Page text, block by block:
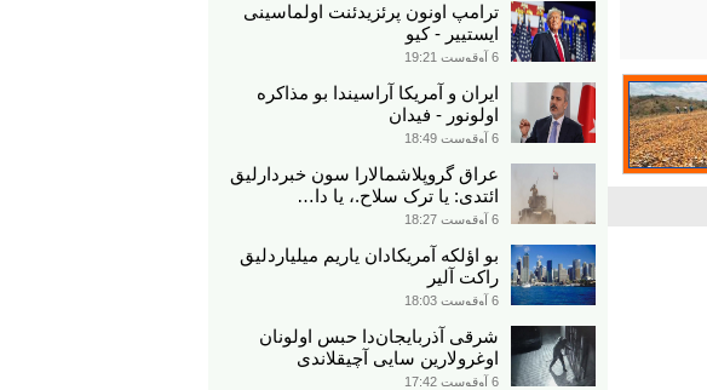
ترامپ اونون پرئزیدئنت اولماسینی
ایستییر - کیو
6 آوقوست 19:21
ایران و آمریکا آراسیندا بو مذاکره
اولونور - فیدان
6 آوقوست 18:49
عراق گروپلاشمالارا سون خبردارلیق
ائتدی: یا ترک سلاح.، یا دا…
6 آوقوست 18:27
بو اؤلکه آمریکادان یاریم میلیاردلیق
راکت آلیر
6 آوقوست 18:03
شرقی آذربایجان‌دا حبس اولونان
اوغرولارین سایی آچیقلاندی
6 آوقوست 17:42